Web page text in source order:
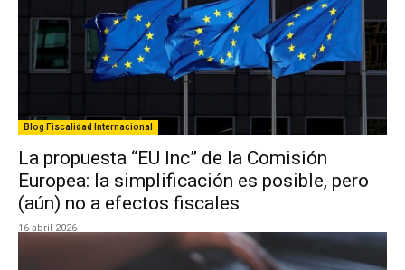
Blog Fiscalidad Internacional
La propuesta “EU Inc” de la Comisión
Europea: la simplificación es posible, pero
(aún) no a efectos fiscales
16 abril 2026